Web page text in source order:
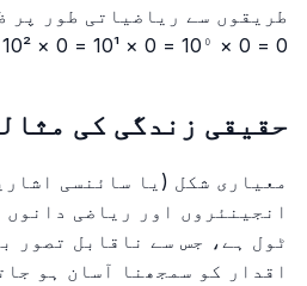
طریقوں سے ریاضیاتی طور پر
0 = 0 × 10⁰ = 0 × 10¹ = 0 × 10² = 0 × 10³ = …
حقیقی زندگی کی
معیاری شکل (یا سائنسی
انجینئروں اور ریاضی
ٹول ہے، جس سے ناقابل تصور
اقدار کو سمجھنا آسان ہو